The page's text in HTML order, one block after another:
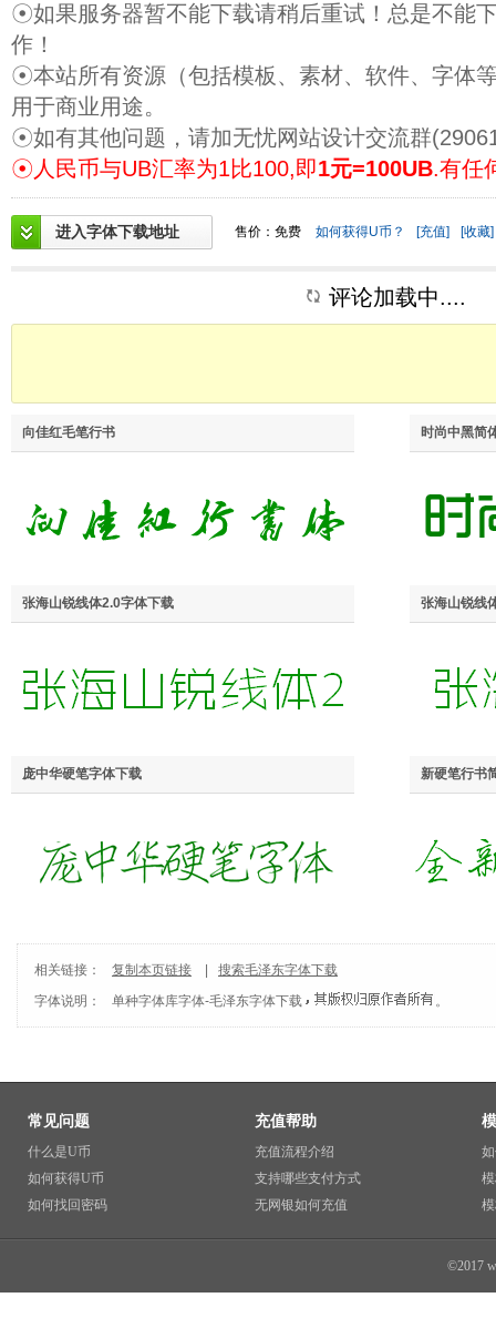
☉如果服务器暂不能下载请稍后重试！总是不能
作！
☉本站所有资源（包括模板、素材、软件、字体
用于商业用途。
☉如有其他问题，请加无忧网站设计交流群
☉人民币与UB汇率为1比100,即1元=100UB.有任
进入字体下载地址 售价：免费 如何获得U币？ [充值] [收藏]
评论加载中....
向佳红毛笔行书 时尚中黑简
张海山锐线体2.0字体下载 张海山锐线
庞中华硬笔字体下载 新硬笔行书
相关链接： 复制本页链接
搜索毛泽东字体下载
字体说明：
单种字体库字体-毛泽东字体下载 。
常见问题
什么是U币
如何获得U币
如何找回密码
充值帮助
充值流程介绍
支持哪些支付方式
无网银如何充值
©2017